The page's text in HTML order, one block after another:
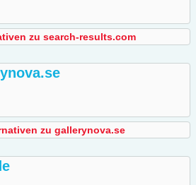
zu search-results.com
zu gallerynova.se